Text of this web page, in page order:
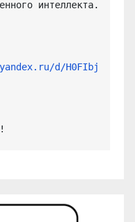
интеллекта.
d/H0FIbj